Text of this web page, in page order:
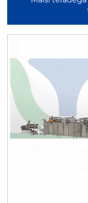
tootmisliin, tagavad
struktuur.
Ühtlane praadimis-
Täisülesevad
tootmisliinil ja
soojusjaotuse, samas
täpselt määratud
tootmisliinil ja